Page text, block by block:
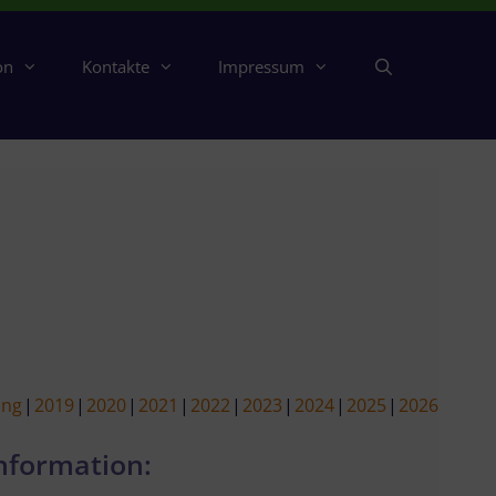
Kontakte Impressum
2019 2020 2021 2022 2023 2024 2025 2026